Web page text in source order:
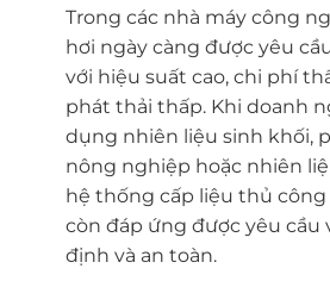
Trong các nhà máy công
hơi ngày càng được yêu
với hiệu suất cao, chi phí
phát thải thấp. Khi doanh
dụng nhiên liệu sinh khối,
nông nghiệp hoặc nhiên
hệ thống cấp liệu thủ
còn đáp ứng được yêu cầu
định và an toàn.